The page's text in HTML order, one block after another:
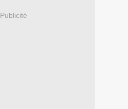
Publicité